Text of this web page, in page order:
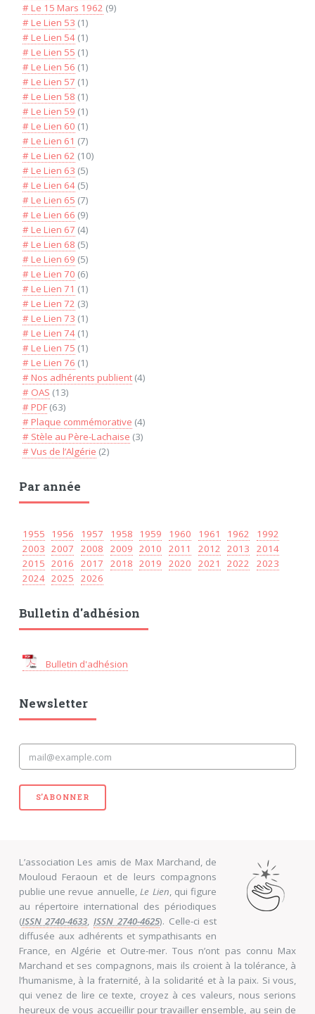
# Le 15 Mars 1962 (9)
# Le Lien 53 (1)
# Le Lien 54(1)
# Le Lien 55 (1)
# Le Lien 56 (1)
# Le Lien 57 (1)
# Le Lien 58 (1)
# Le Lien 59 (1)
# Le Lien 60 (1)
# Le Lien 61 (7)
# Le Lien 62 (10)
# Le Lien 63 (5)
# Le Lien 64(5)
# Le Lien 65 (7)
# Le Lien 66 (9)
# Le Lien 67 (4)
# Le Lien 68 (5)
# Le Lien 69 (5)
# Le Lien 70 (6)
# Le Lien 71 (1)
# Le Lien 72 (3)
# Le Lien 73 (1)
# Le Lien 74(1)
# Le Lien 75 (1)
# Le Lien 76 (1)
# Nos adhérents publient(4)
# OAS (13)
# PDF(63)
# Plaque commémorative (4)
# Stèle au Père-Lachaise (3)
# Vus de l’Algérie (2)
Par année
1955 1956 1957 1958 1959 1960 1961 1962
1992
2003 2007 2008 2009 2010 2011 2012 2013
2014
2015 2016 2017 2018 2019 2020 2021 2022
2023
2024 2025 2026
Bulletin d'adhésion
Bulletin d'adhésion
Newsletter
S'ABONNER
L’association Les amis de Max Marchand, de
Mouloud Feraoun et de leurs compagnons
publie une revue annuelle,Le Lien, qui figure
au répertoire international des périodiques
(ISSN 2740-4633,ISSN 2740-4625). Celle-ci est
diffusée aux adhérents et sympathisants en
France, en Algérie et Outre-mer. Tous n’ont pas connu Max
Marchand et ses compagnons, mais ils croient à la tolérance, à
l’humanisme, à la fraternité, à la solidarité et à la paix. Si vous,
qui venez de lire ce texte, croyez à ces valeurs, nous serions
heureux de vous accueillir pour travailler ensemble, au sein de